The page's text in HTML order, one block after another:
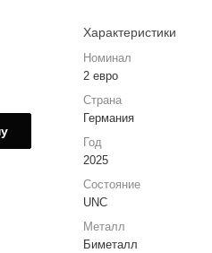
Характеристики
Номинал
2 евро
Страна
Германия
Год
2025
Состояние
UNC
Металл
Биметалл